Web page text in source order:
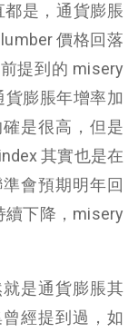
是，通貨膨脹
價格回落
提到的 misery
膨脹年增率加
是很高，但是
其實也是在
會預期明年回
續下降，misery
是通貨膨脹其
經提到過，如